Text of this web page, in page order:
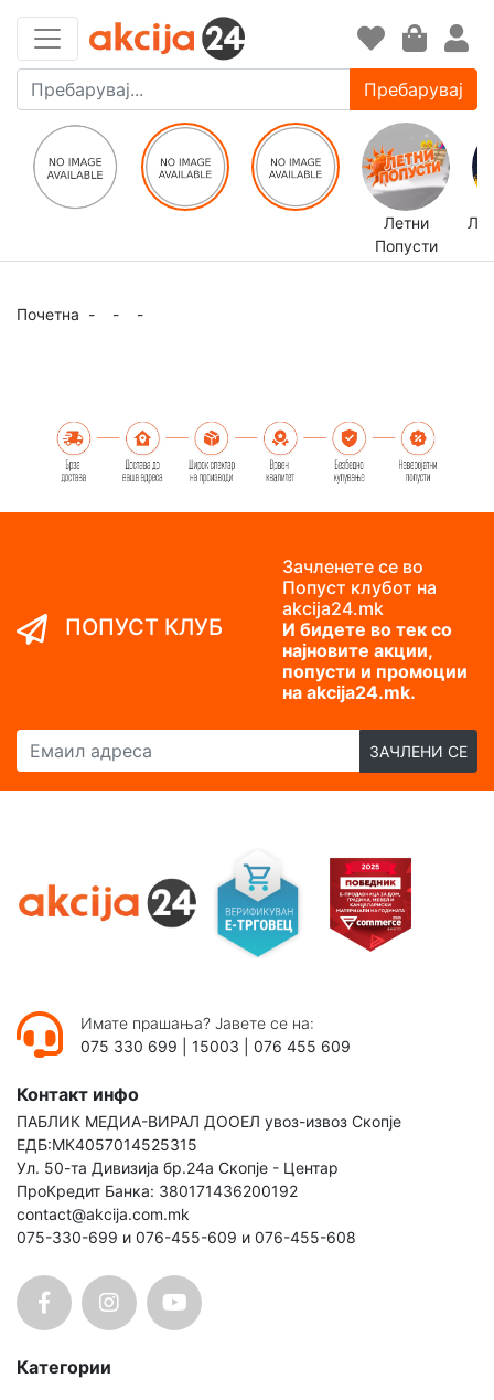
Пребарувај
Летни
Попусти
Почетна - - -
ПОПУСТ КЛУБ
Зачленете се во
Попуст клубот на
akcija24.mk
И бидете во тек со
најновите акции,
попусти и промоции
на akcija24.mk.
Емаил адреса
ЗАЧЛЕНИ СЕ
Имате прашања? Јавете се на:
075 330 699
15003 076 455 609
Контакт инфо
ПАБЛИК МЕДИА-ВИРАЛ ДООЕЛ увоз-извоз Скопје
ЕДБ:МК4057014525315
Ул. 50-та Дивизија бр.24а Скопје - Центар
ПроКредит Банка: 380171436200192
contact@akcija.com.mk
075-330-699 и 076-455-609 и 076-455-608
Категории